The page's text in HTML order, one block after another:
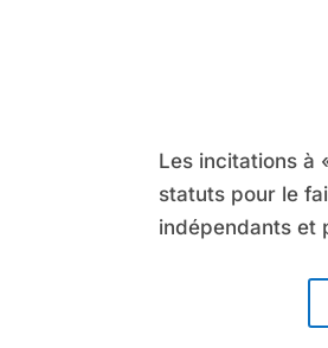
Les incitations à
statuts pour le
indépendants et